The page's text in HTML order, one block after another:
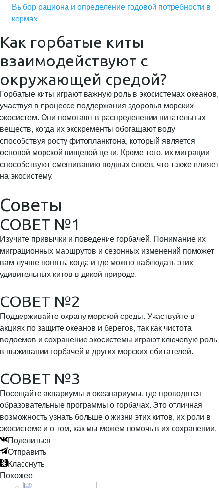
Выбор рациона и определение годовой потребности в
кормах
Как горбатые киты
взаимодействуют с
окружающей средой?
Горбатые киты играют важную роль в экосистемах океанов,
участвуя в процессе поддержания здоровья морских
экосистем. Они помогают в распределении питательных
веществ, когда их экскременты обогащают воду,
способствуя росту фитопланктона, который является
основой морской пищевой цепи. Кроме того, их миграции
способствуют смешиванию водных слоев, что также влияет
на экосистему.
Советы
СОВЕТ №1
Изучите привычки и поведение горбачей. Понимание их
миграционных маршрутов и сезонных изменений поможет
вам лучше понять, когда и где можно наблюдать этих
удивительных китов в дикой природе.
СОВЕТ №2
Поддерживайте охрану морской среды. Участвуйте в
акциях по защите океанов и берегов, так как чистота
водоемов и сохранение экосистемы играют ключевую роль
в выживании горбачей и других морских обитателей.
СОВЕТ №3
Посещайте аквариумы и океанариумы, где проводятся
образовательные программы о горбачах. Это отличная
возможность узнать больше о жизни этих китов, их роли в
экосистеме и о том, как мы можем помочь в их сохранении.
Поделиться
Отправить
Класснуть
Похожее